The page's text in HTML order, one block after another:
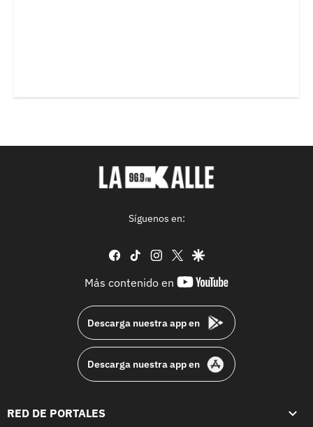
Síguenos en:
facebook
tiktok instagram
twittergoogle
Más contenido en
youtube-
Descarga nuestra app en
Descarga nuestra app en
RED DE PORTALES